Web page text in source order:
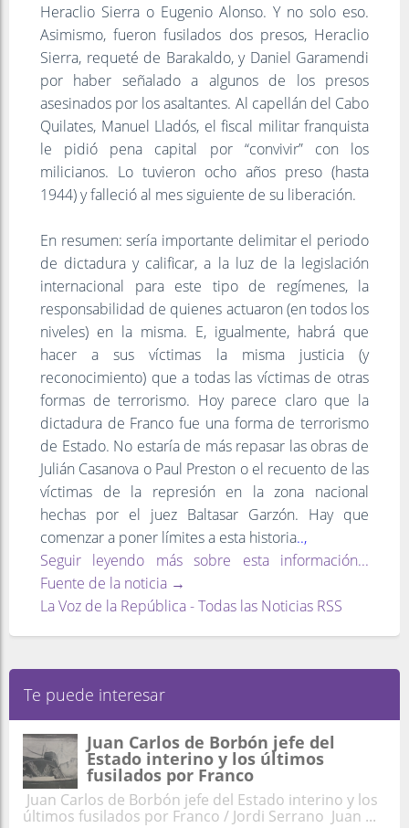
Heraclio Sierra o Eugenio Alonso. Y no solo eso.
Asimismo, fueron fusilados dos presos, Heraclio
Sierra, requeté de Barakaldo, y Daniel Garamendi
por haber señalado a algunos de los presos
asesinados por los asaltantes. Al capellán del Cabo
Quilates, Manuel Lladós, el fiscal militar franquista
le pidió pena capital por “convivir” con los
milicianos. Lo tuvieron ocho años preso (hasta
1944) y falleció al mes siguiente de su liberación.
En resumen: sería importante delimitar el periodo
de dictadura y calificar, a la luz de la legislación
internacional para este tipo de regímenes, la
responsabilidad de quienes actuaron (en todos los
niveles) en la misma. E, igualmente, habrá que
hacer a sus víctimas la misma justicia (y
reconocimiento) que a todas las víctimas de otras
formas de terrorismo. Hoy parece claro que la
dictadura de Franco fue una forma de terrorismo
de Estado. No estaría de más repasar las obras de
Julián Casanova o Paul Preston o el recuento de las
víctimas de la represión en la zona nacional
hechas por el juez Baltasar Garzón. Hay que
comenzar a poner límites a esta historia..,
Seguir leyendo más sobre esta información...
Fuente de la noticia →
La Voz de la República - Todas las Noticias RSS
Te puede interesar
Juan Carlos de Borbón jefe del
Estado interino y los últimos
fusilados por Franco
Juan Carlos de Borbón jefe del Estado interino y los
últimos fusilados por Franco / Jordi Serrano Juan ...